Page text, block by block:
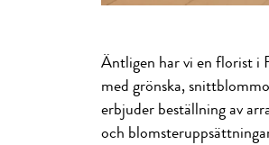
Äntligen har vi en florist i
med grönska,
erbjuder beställning av
och